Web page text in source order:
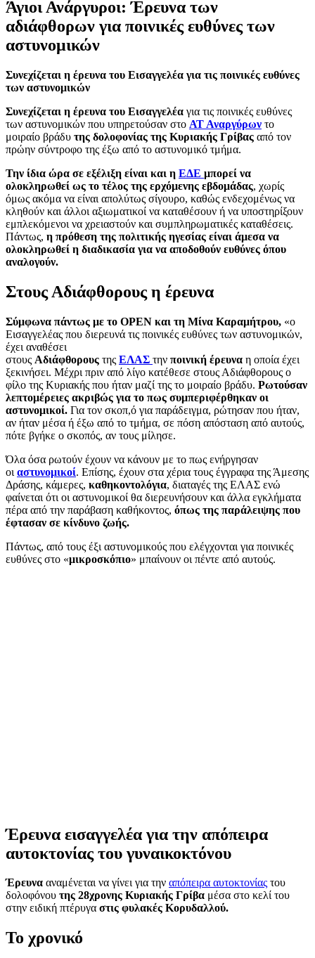
Άγιοι Ανάργυροι: Έρευνα των
αδιάφθορων για ποινικές ευθύνες των
αστυνομικών
Συνεχίζεται η έρευνα του Εισαγγελέα για τις ποινικές ευθύνες
των αστυνομικών
Συνεχίζεται η έρευνα του Εισαγγελέα για τις ποινικές ευθύνες
των αστυνομικών που υπηρετούσαν στο ΑΤ Αναργύρων το
μοιραίο βράδυ της δολοφονίας της Κυριακής Γρίβας από τον
πρώην σύντροφο της έξω από το αστυνομικό τμήμα.
Την ίδια ώρα σε εξέλιξη είναι και η ΕΔΕ μπορεί να
ολοκληρωθεί ως το τέλος της ερχόμενης εβδομάδας, χωρίς
όμως ακόμα να είναι απολύτως σίγουρο, καθώς ενδεχομένως να
κληθούν και άλλοι αξιωματικοί να καταθέσουν ή να υποστηρίξουν
εμπλεκόμενοι να χρειαστούν και συμπληρωματικές καταθέσεις.
Πάντως, η πρόθεση της πολιτικής ηγεσίας είναι άμεσα να
ολοκληρωθεί η διαδικασία για να αποδοθούν ευθύνες όπου
αναλογούν.
Στους Αδιάφθορους η έρευνα
Σύμφωνα πάντως με το OPEN και τη Μίνα Καραμήτρου, «ο
Εισαγγελέας που διερευνά τις ποινικές ευθύνες των αστυνομικών,
έχει αναθέσει
στους Αδιάφθορους της ΕΛΑΣ την ποινική έρευνα η οποία έχει
ξεκινήσει. Μέχρι πριν από λίγο κατέθεσε στους Αδιάφθορους ο
φίλο της Κυριακής που ήταν μαζί της το μοιραίο βράδυ. Ρωτούσαν
λεπτομέρειες ακριβώς για το πως συμπεριφέρθηκαν οι
αστυνομικοί. Για τον σκοπ,ό για παράδειγμα, ρώτησαν που ήταν,
αν ήταν μέσα ή έξω από το τμήμα, σε πόση απόσταση από αυτούς,
πότε βγήκε ο σκοπός, αν τους μίλησε.
Όλα όσα ρωτούν έχουν να κάνουν με το πως ενήργησαν
οι αστυνομικοί. Επίσης, έχουν στα χέρια τους έγγραφα της Άμεσης
Δράσης, κάμερες, καθηκοντολόγια, διαταγές της ΕΛΑΣ ενώ
φαίνεται ότι οι αστυνομικοί θα διερευνήσουν και άλλα εγκλήματα
πέρα από την παράβαση καθήκοντος, όπως της παράλειψης που
έφτασαν σε κίνδυνο ζωής.
Πάντως, από τους έξι αστυνομικούς που ελέγχονται για ποινικές
ευθύνες στο «μικροσκόπιο» μπαίνουν οι πέντε από αυτούς.
Έρευνα εισαγγελέα για την απόπειρα
αυτοκτονίας του γυναικοκτόνου
Έρευνα αναμένεται να γίνει για την απόπειρα αυτοκτονίας του
δολοφόνου της 28χρονης Κυριακής Γρίβα μέσα στο κελί του
στην ειδική πτέρυγα στις φυλακές Κορυδαλλού.
Το χρονικό